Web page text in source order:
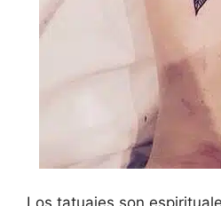
Los tatuajes son